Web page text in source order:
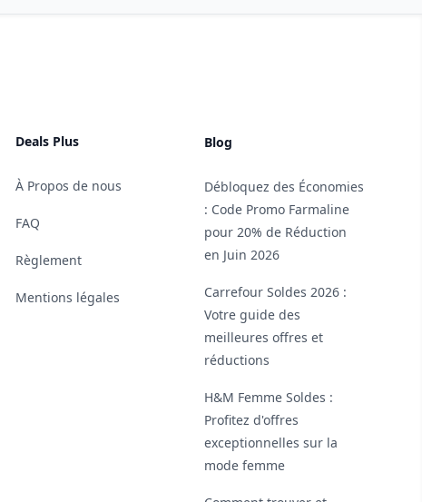
Deals Plus
À Propos de nous
FAQ
Règlement
Mentions légales
Blog
Débloquez des Économies
: Code Promo Farmaline
pour 20% de Réduction
en Juin 2026
Carrefour Soldes 2026 :
Votre guide des
meilleures offres et
réductions
H&M Femme Soldes :
Profitez d'offres
exceptionnelles sur la
mode femme